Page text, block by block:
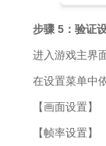
步骤 5：验证
进入游戏主界
在设置菜单中
【画面设置】
【帧率设置】